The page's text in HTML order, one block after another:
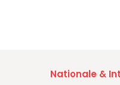
Nationale &